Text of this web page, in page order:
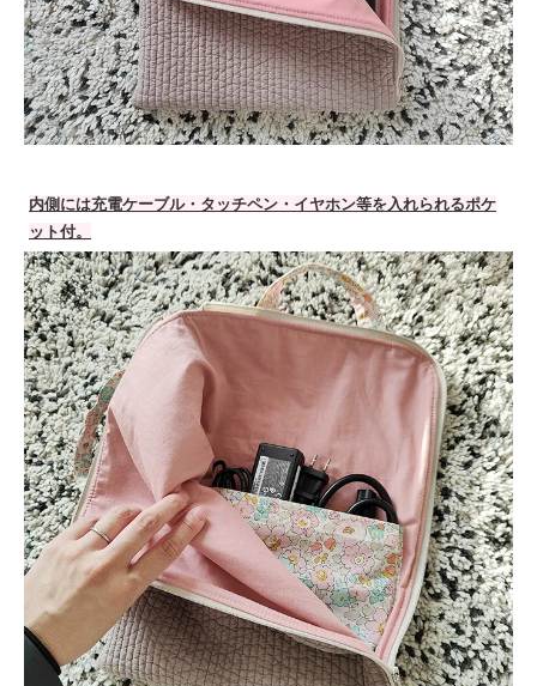
内側には充電ケーブル・タッチペン・イヤホン等を入れられるポケ
ット付。